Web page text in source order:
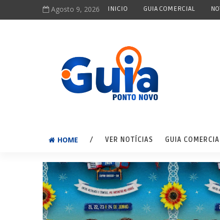
Agosto 9, 2026 INICIO GUIA COMERCIAL
HOME / VER NOTÍCIAS GUIA